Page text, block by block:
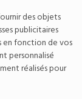
des objets
publicitaires
en fonction de vos
personnalisé
réalisés pour